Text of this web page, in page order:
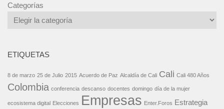
Categorías
ETIQUETAS
8 de marzo 25 de Julio 2015 Acuerdo de Paz Alcaldía de Cali Cali Cali 480 Años
Colombia conferencia descanso docentes domingo día de la mujer
ecosistema digital Elecciones Empresas Enter.Foros Estrategia